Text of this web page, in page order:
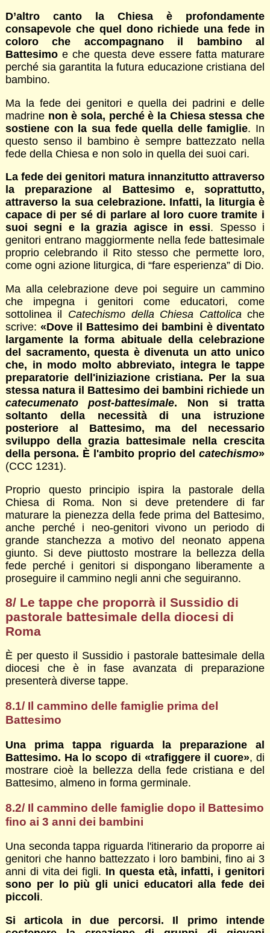
D’altro canto la Chiesa è profondamente
consapevole che quel dono richiede una fede in
coloro che accompagnano il bambino al
Battesimoe che questa deve essere fatta maturare
perché sia garantita la futura educazione cristiana del
bambino.
Ma la fede dei genitori e quella dei padrini e delle
madrine non è sola, perché è la Chiesa stessa che
sostiene con la sua fede quella delle famiglie. In
questo senso il bambino è sempre battezzato nella
fede della Chiesa e non solo in quella dei suoi cari.
La fede dei genitori matura innanzitutto attraverso
la preparazione al Battesimo e, soprattutto,
attraverso la sua celebrazione. Infatti, la liturgia è
capace di per sé di parlare al loro cuore tramite i
suoi segni e la grazia agisce in essi. Spesso i
genitori entrano maggiormente nella fede battesimale
proprio celebrando il Rito stesso che permette loro,
come ogni azione liturgica, di “fare esperienza” di Dio.
Ma alla celebrazione deve poi seguire un cammino
che impegna i genitori come educatori, come
sottolinea il Catechismo della Chiesa Cattolicache
scrive: «Dove il Battesimo dei bambini è diventato
largamente la forma abituale della celebrazione
del sacramento, questa è divenuta un atto unico
che, in modo molto abbreviato, integra le tappe
preparatorie dell'iniziazione cristiana. Per la sua
stessa natura il Battesimo dei bambini richiede un
catecumenato post-battesimale. Non si tratta
soltanto della necessità di una istruzione
posteriore al Battesimo, ma del necessario
sviluppo della grazia battesimale nella crescita
della persona. È l'ambito proprio delcatechismo»
(CCC 1231).
Proprio questo principio ispira la pastorale della
Chiesa di Roma. Non si deve pretendere di far
maturare la pienezza della fede prima del Battesimo,
anche perché i neo-genitori vivono un periodo di
grande stanchezza a motivo del neonato appena
giunto. Si deve piuttosto mostrare la bellezza della
fede perché i genitori si dispongano liberamente a
proseguire il cammino negli anni che seguiranno.
8/ Le tappe che proporrà il Sussidio di
pastorale battesimale della diocesi di
Roma
È per questo il Sussidio i pastorale battesimale della
diocesi che è in fase avanzata di preparazione
presenterà diverse tappe.
8.1/ Il cammino delle famiglie prima del
Battesimo
Una prima tappa riguarda la preparazione al
Battesimo. Ha lo scopo di «trafiggere il cuore», di
mostrare cioè la bellezza della fede cristiana e del
Battesimo, almeno in forma germinale.
8.2/ Il cammino delle famiglie dopo il Battesimo
fino ai 3 anni dei bambini
Una seconda tappa riguarda l'itinerario da proporre ai
genitori che hanno battezzato i loro bambini, fino ai 3
anni di vita dei figli. In questa età, infatti, i genitori
sono per lo più gli unici educatori alla fede dei
piccoli.
Si articola in due percorsi. Il primo intende